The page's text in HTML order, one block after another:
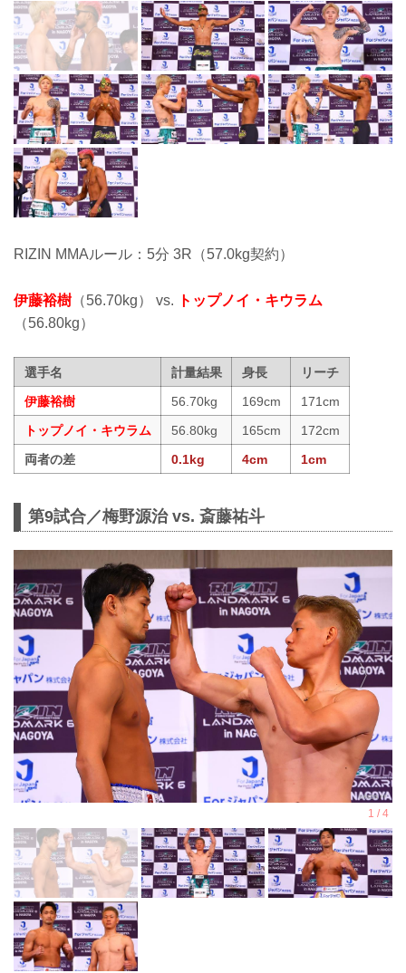
RIZIN MMAルール：5分 3R（57.0kg契約）
伊藤裕樹 （56.70kg） vs.
トップノイ・キウラム
（56.80kg）
選手名 計量結果 身長
リーチ
伊藤裕樹
56.70kg 169cm
171cm
トップノイ・キウラム
56.80kg 165cm
172cm
両者の差
0.1kg 4cm 1cm
第9試合／梅野源治 vs. 斎藤祐斗